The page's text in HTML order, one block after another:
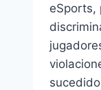
eSports,